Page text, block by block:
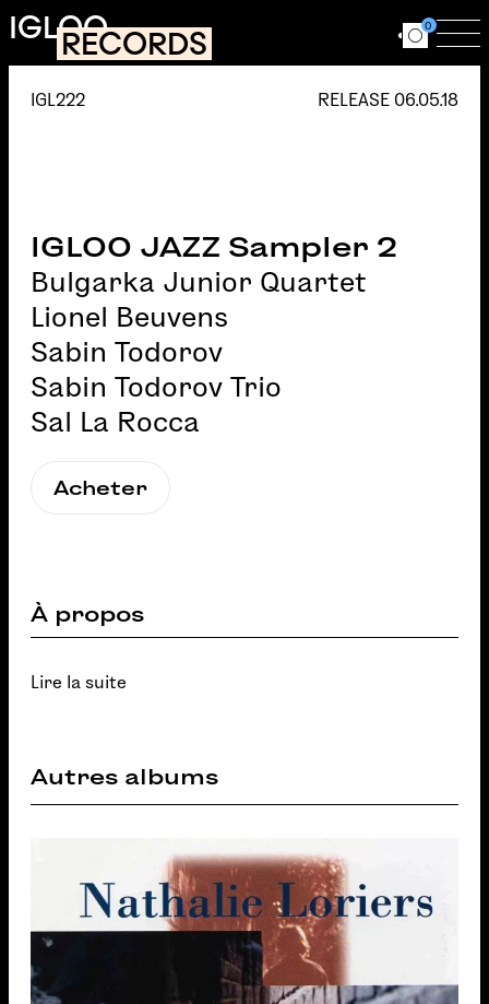
Aller au contenu principal
IGLOORECORDS Ouvrir le
0
IGL222 RELEASE 06.05.18
IGLOO JAZZ Sampler 2
Bulgarka Junior Quartet
Lionel Beuvens
Sabin Todorov
Sabin Todorov Trio
Sal La Rocca
Acheter
À propos
Lire la suite
Autres albums